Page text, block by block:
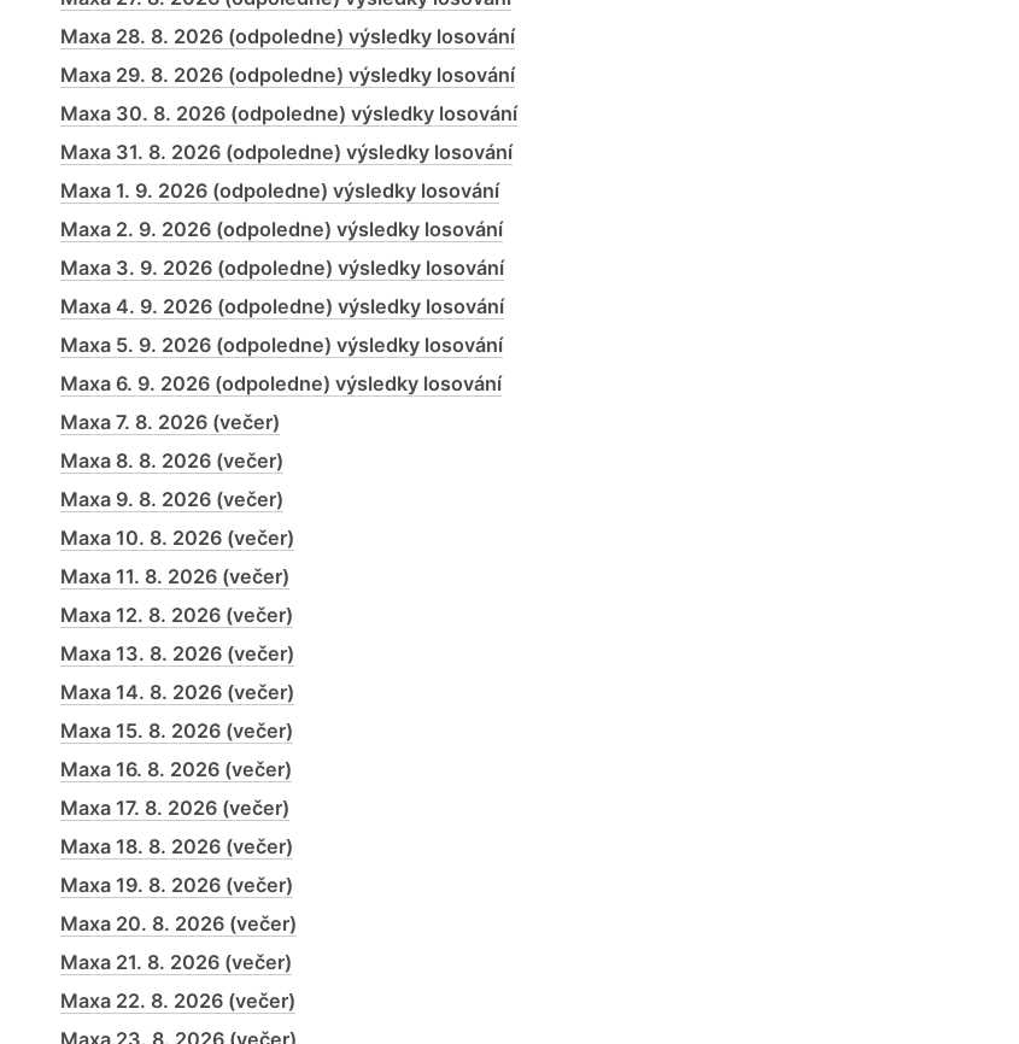
Maxa 28. 8. 2026 (odpoledne) výsledky losování
Maxa 29. 8. 2026 (odpoledne) výsledky losování
Maxa 30. 8. 2026 (odpoledne) výsledky losování
Maxa 31. 8. 2026 (odpoledne) výsledky losování
Maxa 1. 9. 2026 (odpoledne) výsledky losování
Maxa 2. 9. 2026 (odpoledne) výsledky losování
Maxa 3. 9. 2026 (odpoledne) výsledky losování
Maxa 4. 9. 2026 (odpoledne) výsledky losování
Maxa 5. 9. 2026 (odpoledne) výsledky losování
Maxa 6. 9. 2026 (odpoledne) výsledky losování
Maxa 7. 8. 2026 (večer)
Maxa 8. 8. 2026 (večer)
Maxa 9. 8. 2026 (večer)
Maxa 10. 8. 2026 (večer)
Maxa 11. 8. 2026 (večer)
Maxa 12. 8. 2026 (večer)
Maxa 13. 8. 2026 (večer)
Maxa 14. 8. 2026 (večer)
Maxa 15. 8. 2026 (večer)
Maxa 16. 8. 2026 (večer)
Maxa 17. 8. 2026 (večer)
Maxa 18. 8. 2026 (večer)
Maxa 19. 8. 2026 (večer)
Maxa 20. 8. 2026 (večer)
Maxa 21. 8. 2026 (večer)
Maxa 22. 8. 2026 (večer)
Maxa 23. 8. 2026 (večer)